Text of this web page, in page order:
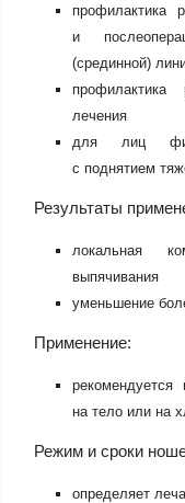
профилактика
и
(срединной)
профилактика
лечения
для лиц
с поднятием
Результаты
локальная
выпячивания
уменьшение
Применение:
рекомендуется
на тело или на
Режим и сроки
определяет